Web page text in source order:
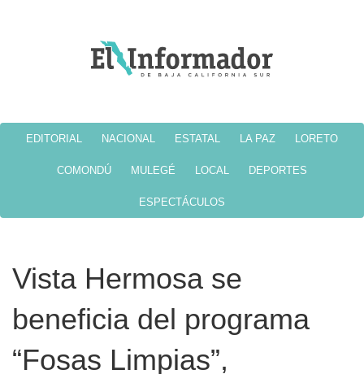
EDITORIAL NACIONAL ESTATAL LA PAZ LORETO
COMONDÚ MULEGÉ LOCAL DEPORTES
ESPECTÁCULOS
Vista Hermosa se
beneficia del programa
“Fosas Limpias”,